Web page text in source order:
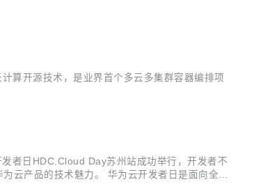
算开源技术，是业界首个多云多集群容器编排项
者日HDC.Cloud Day苏州站成功举行，开发者不
云产品的技术魅力。 华为云开发者日是面向全球